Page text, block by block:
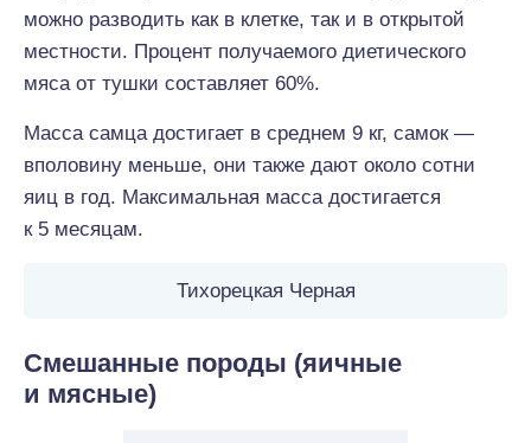
можно разводить как в клетке, так и в открытой
местности. Процент получаемого диетического
мяса от тушки составляет 60%.
Масса самца достигает в среднем 9 кг, самок —
вполовину меньше, они также дают около сотни
яиц в год. Максимальная масса достигается
к 5 месяцам.
Тихорецкая Черная
Смешанные породы (яичные
и мясные)